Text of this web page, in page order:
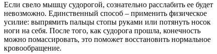
Если свело мышцу судорогой, сознательно расслабить ее будет
невозможно. Единственный способ – применить физическое
усилие: выпрямить пальцы стопы руками или потянуть носок
ноги на себя. После того, как судорога прошла, конечность
можно помассировать, это поможет восстановить нормальное
кровообращение.